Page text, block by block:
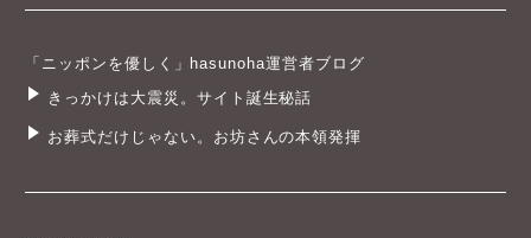
「ニッポンを優しく」hasunoha運営者ブログ
きっかけは大震災。サイト誕生秘話
お葬式だけじゃない。お坊さんの本領発揮